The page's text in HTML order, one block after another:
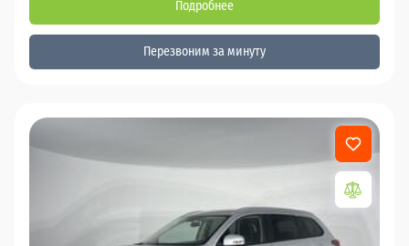
Подробнее
Перезвоним за минуту